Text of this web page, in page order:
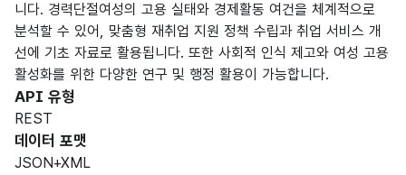
니다. 경력단절여성의 고용 실태와 경제활동 여건을 체계적으로
분석할 수 있어, 맞춤형 재취업 지원 정책 수립과 취업 서비스 개
선에 기초 자료로 활용됩니다. 또한 사회적 인식 제고와 여성 고용
활성화를 위한 다양한 연구 및 행정 활용이 가능합니다.
API 유형
REST
데이터 포맷
JSON+XML